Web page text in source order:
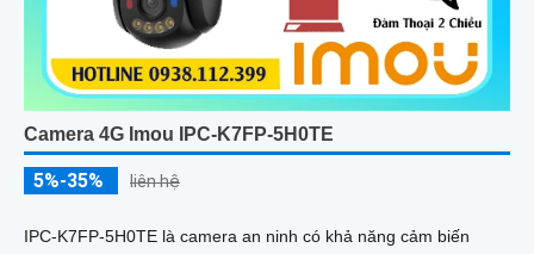
Camera 4G Imou IPC-K7FP-5H0TE
5%-35% liên hệ
IPC-K7FP-5H0TE là camera an ninh có khả năng cảm biến